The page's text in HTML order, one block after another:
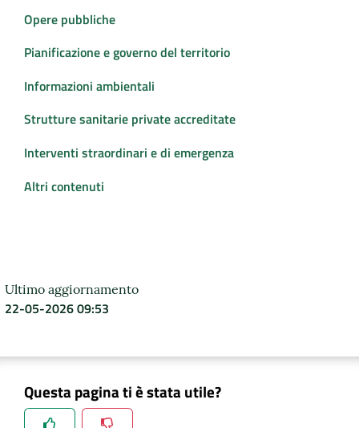
Opere pubbliche
Pianificazione e governo del territorio
Informazioni ambientali
Strutture sanitarie private accreditate
Interventi straordinari e di emergenza
Altri contenuti
Ultimo aggiornamento
22-05-2026 09:53
Questa pagina ti è stata utile?